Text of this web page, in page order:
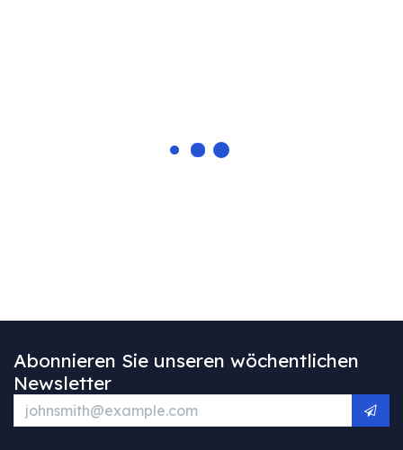
Abonnieren Sie unseren wöchentlichen
Newsletter